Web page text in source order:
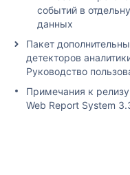
событий в
данных
Пакет
детекторов
Руководство
Примечания к
Web Report System